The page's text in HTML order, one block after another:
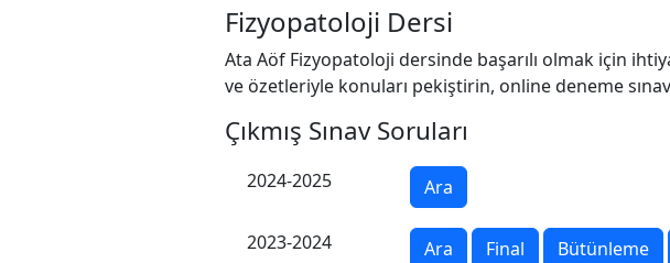
Fizyopatoloji Dersi
Ata Aöf Fizyopatoloji dersinde başarılı olmak için
ve özetleriyle konuları pekiştirin, online deneme
Çıkmış Sınav Soruları
2024-2025 Ara
2023-2024 Ara Final Bütünleme